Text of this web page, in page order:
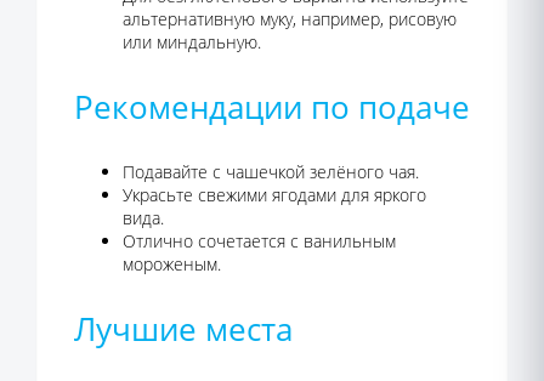
альтернативную муку, например, рисовую
или миндальную.
Рекомендации по подаче
Подавайте с чашечкой зелёного чая.
Украсьте свежими ягодами для яркого
вида.
Отлично сочетается с ванильным
мороженым.
Лучшие места